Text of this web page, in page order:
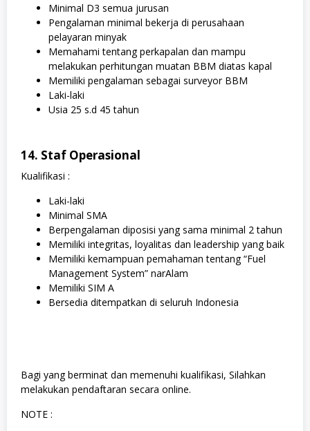
Minimal D3 semua jurusan
Pengalaman minimal bekerja di perusahaan
pelayaran minyak
Memahami tentang perkapalan dan mampu
melakukan perhitungan muatan BBM diatas kapal
Memiliki pengalaman sebagai surveyor BBM
Laki-laki
Usia 25 s.d 45 tahun
14. Staf Operasional
Kualifikasi :
Laki-laki
Minimal SMA
Berpengalaman diposisi yang sama minimal 2 tahun
Memiliki integritas, loyalitas dan leadership yang baik
Memiliki kemampuan pemahaman tentang “Fuel
Management System” narAlam
Memiliki SIM A
Bersedia ditempatkan di seluruh Indonesia
Bagi yang berminat dan memenuhi kualifikasi, Silahkan
melakukan pendaftaran secara online.
NOTE :